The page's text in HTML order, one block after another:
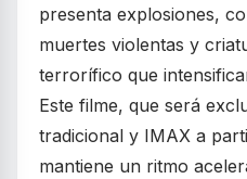
presenta explosiones,
muertes violentas y
terrorífico que
Este filme, que será
tradicional y IMAX a
mantiene un ritmo